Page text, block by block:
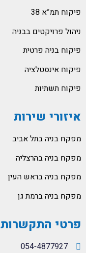
פיקוח תמ”א 38
ניהול פרויקטים בבניה
פיקוח בניה פרטית
פיקוח אינסטלציה
פיקוח תשתיות
איזורי שירות
מפקח בניה בתל אביב
מפקח בניה בהרצליה
מפקח בניה בראש העין
מפקח בניה ברמת גן
פרטי התקשרות
054-4877927